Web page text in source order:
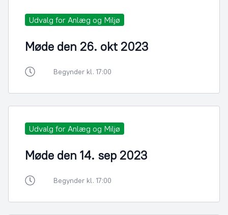
Udvalg for Anlæg og Miljø
Møde den 26. okt 2023
Begynder kl. 17:00
Udvalg for Anlæg og Miljø
Møde den 14. sep 2023
Begynder kl. 17:00